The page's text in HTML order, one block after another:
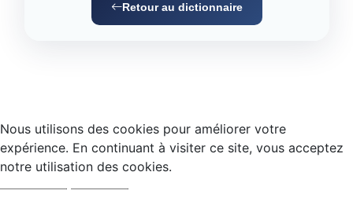
Retour au dictionnaire
Nous utilisons des cookies pour améliorer votre
expérience. En continuant à visiter ce site, vous acceptez
notre utilisation des cookies.